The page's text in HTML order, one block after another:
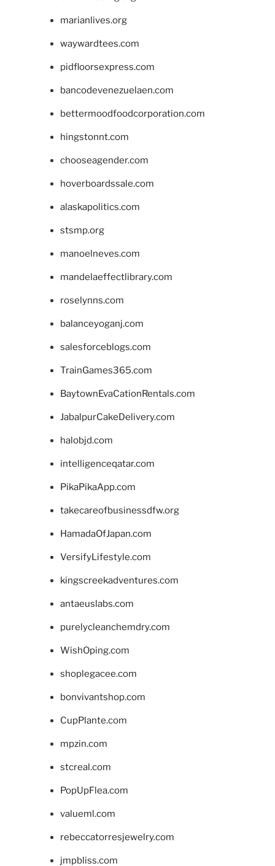
marianlives.org
waywardtees.com
pidfloorsexpress.com
bancodevenezuelaen.com
bettermoodfoodcorporation.com
hingstonnt.com
chooseagender.com
hoverboardssale.com
alaskapolitics.com
stsmp.org
manoelneves.com
mandelaeffectlibrary.com
roselynns.com
balanceyoganj.com
salesforceblogs.com
TrainGames365.com
BaytownEvaCationRentals.com
JabalpurCakeDelivery.com
halobjd.com
intelligenceqatar.com
PikaPikaApp.com
takecareofbusinessdfw.org
HamadaOfJapan.com
VersifyLifestyle.com
kingscreekadventures.com
antaeuslabs.com
purelycleanchemdry.com
WishOping.com
shoplegacee.com
bonvivantshop.com
CupPlante.com
mpzin.com
stcreal.com
PopUpFlea.com
valueml.com
rebeccatorresjewelry.com
jmpbliss.com